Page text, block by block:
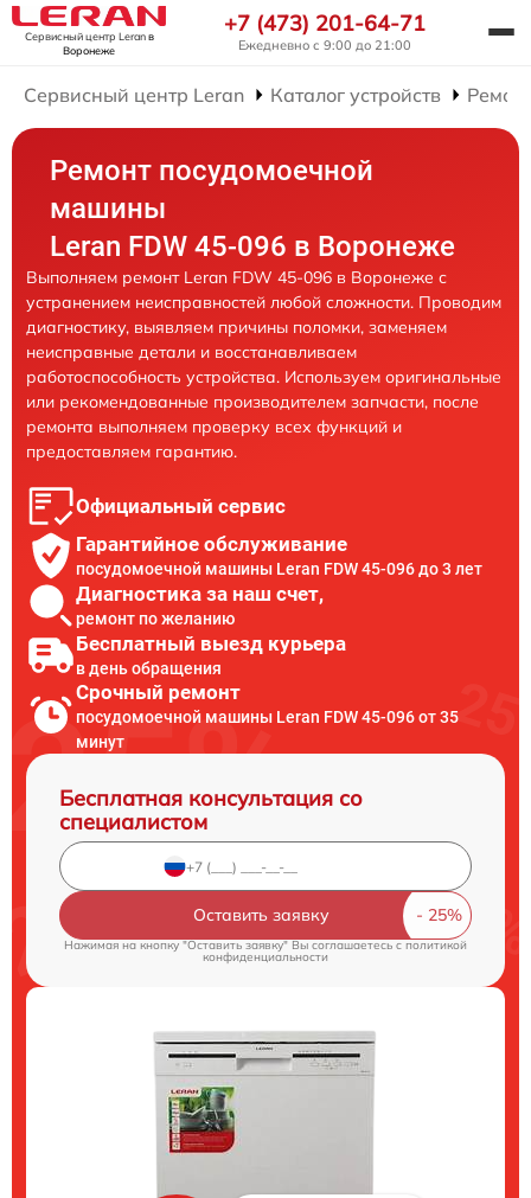
Сервисный центр Leranв
Воронеже
+7 (473) 201-64-71
Ежедневно с 9:00 до 21:00
Сервисный центр Leran Каталог устройств
Ремонт посудомоечной
машины
Leran FDW 45-096 в Воронеже
Выполняем ремонт Leran FDW 45-096 в Воронеже с
устранением неисправностей любой сложности. Проводим
диагностику, выявляем причины поломки, заменяем
неисправные детали и восстанавливаем
работоспособность устройства. Используем оригинальные
или рекомендованные производителем запчасти, после
ремонта выполняем проверку всех функций и
предоставляем гарантию.
Официальный сервис
Гарантийное обслуживание
посудомоечной машины Leran FDW 45-096 до 3 лет
Диагностика за наш счет,
ремонт по желанию
Бесплатный выезд курьера
в день обращения
Срочный ремонт
посудомоечной машины Leran FDW 45-096 от 35
минут
Бесплатная консультация со
специалистом
Оставить заявку
Нажимая на кнопку "Оставить заявку" Вы соглашаетесь c политикой
конфиденциальности